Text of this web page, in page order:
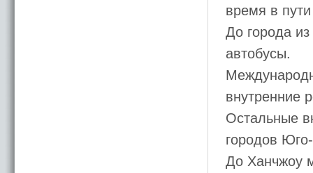
время в
До города
автобусы.
внутренние
Остальные
городов
До Ханчжоу